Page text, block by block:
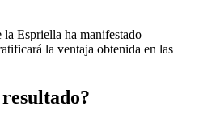
la Espriella ha manifestado
la ventaja obtenida en las